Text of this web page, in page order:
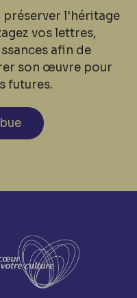
préserver l'héritage
vos lettres,
afin de
son œuvre pour
futures.